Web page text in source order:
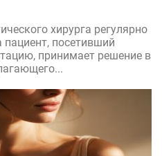
хирурга регулярно
пациент, посетивший
принимает решение в